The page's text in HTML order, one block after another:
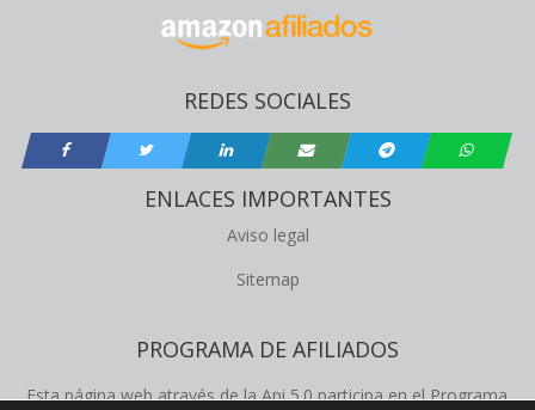
REDES SOCIALES
ENLACES IMPORTANTES
Aviso legal
Sitemap
PROGRAMA DE AFILIADOS
Esta página web através de la Api 5.0 participa en el Programa